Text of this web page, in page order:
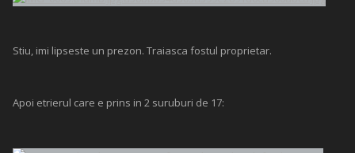
Stiu, imi lipseste un prezon. Traiasca fostul proprietar.
Apoi etrierul care e prins in 2 suruburi de 17: